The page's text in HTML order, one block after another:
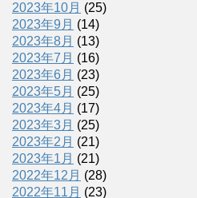
2023年10月 (25)
2023年9月 (14)
2023年8月 (13)
2023年7月 (16)
2023年6月 (23)
2023年5月 (25)
2023年4月 (17)
2023年3月 (25)
2023年2月 (21)
2023年1月 (21)
2022年12月 (28)
2022年11月 (23)